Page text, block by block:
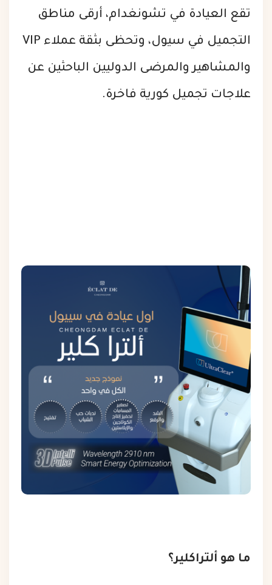
تقع العيادة في تشونغدام، أرقى مناطق
التجميل في سيول، وتحظى بثقة عملاء VIP
والمشاهير والمرضى الدوليين الباحثين عن
علاجات تجميل كورية فاخرة.
ما هو ألتراكلير؟